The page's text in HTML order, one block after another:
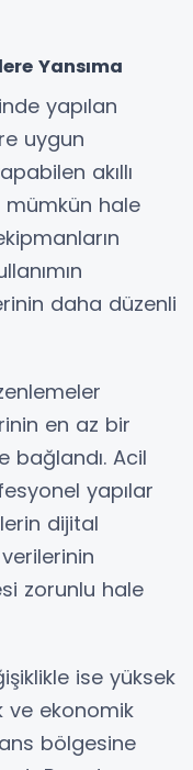
Yansıma
yapılan
uygun
akıllı
mümkün hale
daha düzenli
en az bir
bağlandı. Acil
yapılar
dijital
zorunlu hale
ise yüksek
ve ekonomik
bölgesine